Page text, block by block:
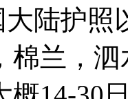
陆护
棉兰，